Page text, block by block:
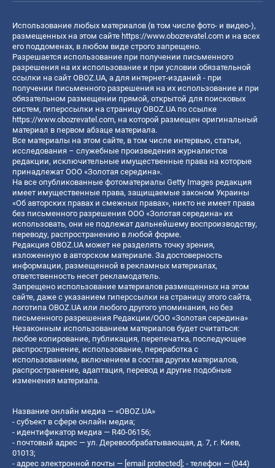
Использование любых материалов (в том числе фото- и видео-),
размещенных на этом сайте https://www.obozrevatel.com и на всех
его поддоменах, в любом виде строго запрещено.
Разрешается использование при получении письменного
разрешения на их использование и при условии обязательной
ссылки на сайт OBOZ.UA, а для интернет-изданий - при
получении письменного разрешения на их использование и при
обязательном размещении прямой, открытой для поисковых
систем, гиперссылки на страницу OBOZ.UA по ссылке
https://www.obozrevatel.com, на которой размещен оригинальный
материал в первом абзаце материала.
Все материалы на этом сайте, в том числе интервью, статьи,
исследования – служебные произведения журналистов
редакции, исключительные имущественные права на которые
принадлежат ООО «Золотая середина».
На все опубликованные фотоматериалы Getty Images редакция
имеет имущественные права, защищаемые законом Украины
«Об авторских правах и смежных правах», никто не имеет права
без письменного разрешения ООО «Золотая середина» их
использовать, они не подлежат дальнейшему воспроизводству,
переводу, распространению в любой форме.
Редакция OBOZ.UA может не разделять точку зрения,
изложенную в авторском материале. За достоверность
информации, размещенной в рекламных материалах,
ответственность несет рекламодатель.
Запрещено использование материалов размещенных на этом
сайте, даже с указанием гиперссылки на страницу этого сайта,
логотипа OBOZ.UA или любого другого упоминания, но без
письменного разрешения Редакции/ООО «Золотая середина»
Незаконным использованием материалов будет считаться:
любое копирование, публикация, перепечатка, последующее
распространение, использование, переработка с
использованием, включением в состав других материалов,
распространение, адаптация, перевод и другие подобные
изменения материала.
Название онлайн медиа — «OBOZ.UA»
- субъект в сфере онлайн медиа;
- идентификатор медиа — R40-06156;
- почтовый адрес — ул. Деревообрабатывающая, д. 7, г. Киев,
01013;
- адрес электронной почты — [email protected]; - телефон — (044)